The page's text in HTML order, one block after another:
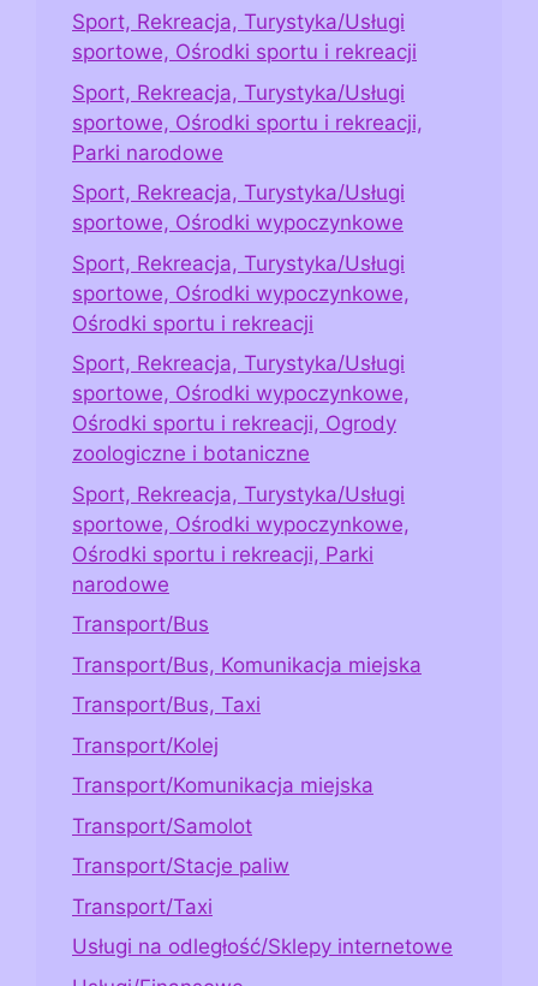
Sport, Rekreacja, Turystyka/Usługi
sportowe, Ośrodki sportu i rekreacji
Sport, Rekreacja, Turystyka/Usługi
sportowe, Ośrodki sportu i rekreacji,
Parki narodowe
Sport, Rekreacja, Turystyka/Usługi
sportowe, Ośrodki wypoczynkowe
Sport, Rekreacja, Turystyka/Usługi
sportowe, Ośrodki wypoczynkowe,
Ośrodki sportu i rekreacji
Sport, Rekreacja, Turystyka/Usługi
sportowe, Ośrodki wypoczynkowe,
Ośrodki sportu i rekreacji, Ogrody
zoologiczne i botaniczne
Sport, Rekreacja, Turystyka/Usługi
sportowe, Ośrodki wypoczynkowe,
Ośrodki sportu i rekreacji, Parki
narodowe
Transport/Bus
Transport/Bus, Komunikacja miejska
Transport/Bus, Taxi
Transport/Kolej
Transport/Komunikacja miejska
Transport/Samolot
Transport/Stacje paliw
Transport/Taxi
Usługi na odległość/Sklepy internetowe